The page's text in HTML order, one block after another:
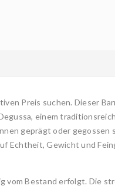
Preis suchen. Dieser
einem
geprägt oder gegossen
Echtheit, Gewicht und
vom Bestand erfolgt. Die